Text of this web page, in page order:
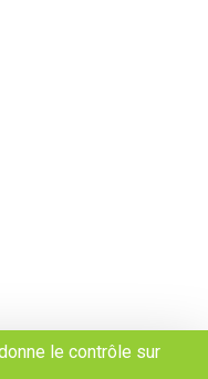
le contrôle sur